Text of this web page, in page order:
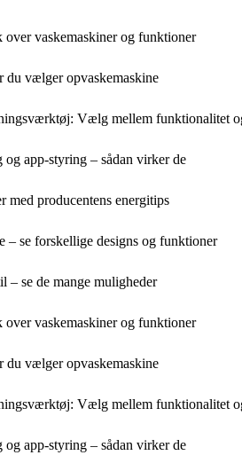
vaskemaskiner og funktioner
vælger opvaskemaskine
Vælg mellem funktionalitet
app-styring – sådan virker de
med producentens energitips
– se forskellige designs og funktioner
– se de mange muligheder
vaskemaskiner og funktioner
vælger opvaskemaskine
Vælg mellem funktionalitet
app-styring – sådan virker de